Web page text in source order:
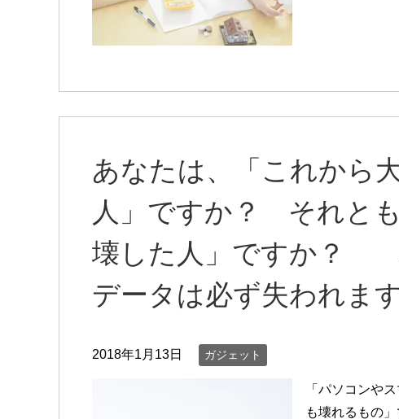
あなたは、「これから
人」ですか？ それと
壊した人」ですか？
データは必ず失われます
2018年1月13日 ガジェット
「パソコンや
も壊れるもの